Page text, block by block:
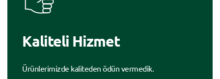
Kaliteli Hizmet
Ürünlerimizde kaliteden ödün vermedik.